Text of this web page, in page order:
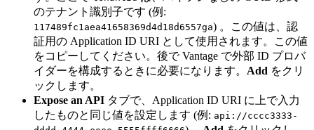
のテナント識別子です (例:
117489fc1aea41658369d4d18d6557ga) 。この値は、認
証用の Application ID URI として使用されます。この値
をコピーしてください。後で Vantage で外部 ID プロバ
イダーを構成するときに必要になります。 Add をクリ
ックします。
Expose an API タブで、Application ID URI に上で入力
したものと同じ値を設定します (例: api://cccc3333-